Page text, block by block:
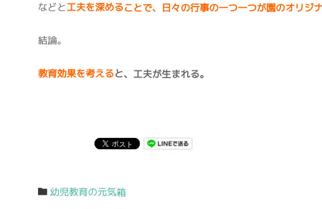
などと工夫を深めることで、日々の行事の一つ一つが園のオリジ
結論。
教育効果を考えると、工夫が生まれる。
幼児教育の元気箱